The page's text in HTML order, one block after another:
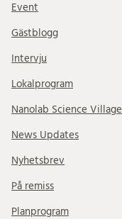
Event
Gästblogg
Intervju
Lokalprogram
Nanolab Science Village
News Updates
Nyhetsbrev
På remiss
Planprogram